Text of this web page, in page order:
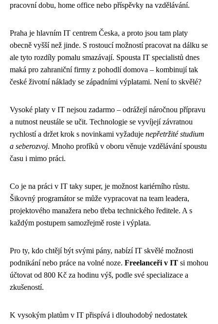
pracovní dobu, home office nebo příspěvky na vzdělávání.
Praha je hlavním IT centrem Česka, a proto jsou tam platy
obecně vyšší než jinde. S rostoucí možností pracovat na dálku se
ale tyto rozdíly pomalu smazávají. Spousta IT specialistů dnes
maká pro zahraniční firmy z pohodlí domova – kombinují tak
české životní náklady se západními výplatami. Není to skvělé?
Vysoké platy v IT nejsou zadarmo – odrážejí náročnou přípravu
a nutnost neustále se učit. Technologie se vyvíjejí závratnou
rychlostí a držet krok s novinkami vyžaduje nepřetržité studium
a seberozvoj. Mnoho profíků v oboru věnuje vzdělávání spoustu
času i mimo práci.
Co je na práci v IT taky super, je možnost kariérního růstu.
Šikovný programátor se může vypracovat na team leadera,
projektového manažera nebo třeba technického ředitele. A s
každým postupem samozřejmě roste i výplata.
Pro ty, kdo chtějí být svými pány, nabízí IT skvělé možnosti
podnikání nebo práce na volné noze. Freelanceři v IT si mohou
účtovat od 800 Kč za hodinu výš, podle své specializace a
zkušeností.
K vysokým platům v IT přispívá i dlouhodobý nedostatek